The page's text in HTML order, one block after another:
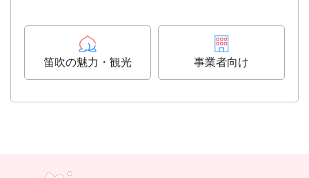
笛吹の魅力・観光 事業者向け